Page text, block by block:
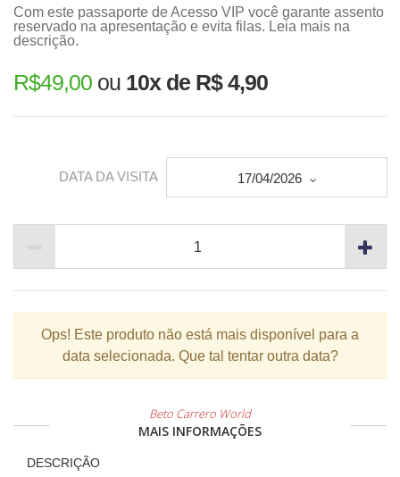
Com este passaporte de Acesso VIP você garante assento
reservado na apresentação e evita filas. Leia mais na
descrição.
R$49,00 ou 10x de R$ 4,90
DATA DA VISITA 17/04/2026
Ops! Este produto não está mais disponível para a
data selecionada. Que tal tentar outra data?
Beto Carrero World
MAIS INFORMAÇÕES
DESCRIÇÃO